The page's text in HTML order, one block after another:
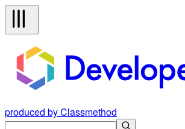
produced by Classmethod